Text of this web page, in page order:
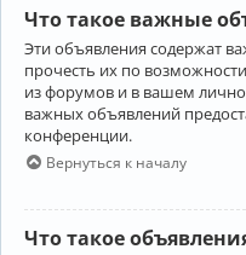
Что такое важные
Эти объявления содержат
прочесть их по
из форумов и в вашем
важных объявлений
конференции.
Вернуться к началу
Что такое